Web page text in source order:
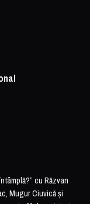
cu Răzvan
Mugur Ciuvică și